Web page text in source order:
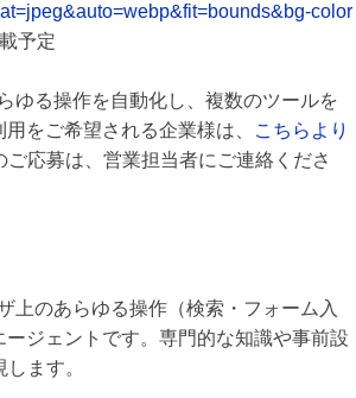
color
予定
ゆる操作を自動化し、複数のツールを
をご希望される企業様は、
こちらより
応募は、営業担当者にご連絡くださ
上のあらゆる操作（検索・フォーム入
ジェントです。専門的な知識や事前設
ます。